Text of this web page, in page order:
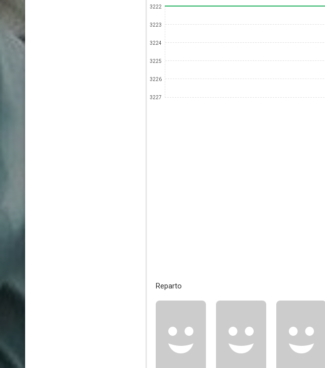
3222
3223
3224
3225
3226
3227
Reparto